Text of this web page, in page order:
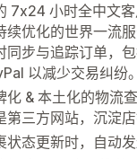
7x24 小时全中文
续优化的世界一流
同步与追踪订单，
以减少交易纠纷。
化 & 本土化的物流
第三方网站，沉淀
状态更新时，自动